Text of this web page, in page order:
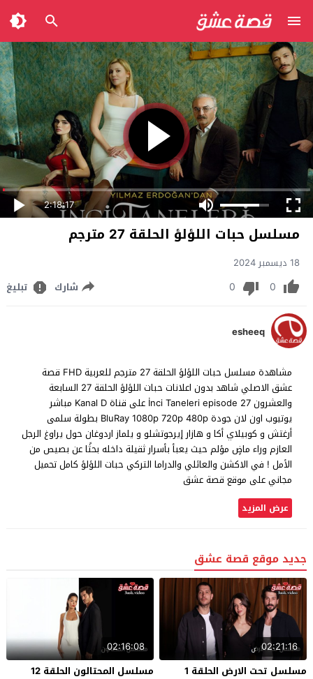
2:18:17
مسلسل حبات اللؤلؤ الحلقة 27 مترجم
18 ديسمبر 2024
0
0 شارك تبليغ
esheeq
مشاهدة مسلسل حبات اللؤلؤ الحلقة 27 مترجم للعربية FHD قصة
عشق الاصلي شاهد بدون اعلانات حبات اللؤلؤ الحلقة 27 السابعة
والعشرون İnci Taneleri episode 27 على قناة Kanal D مباشر
يوتيوب اون لان جودة BluRay 1080p 720p 480p بطولة سلمى
أرغتش و كوبيلاي أكا و هازار إيرجوتشلو و يلماز اردوغان حول يراوغ الرجل
العازم وراء ماضٍ مؤلم حيث يعبأ بأسرار ثقيلة داخله بحثًا عن بصيص من
الأمل ! في الاكشن والعائلي والدراما التركي حبات اللؤلؤ كامل تحميل
مجاني على موقع قصة عشق
عرض المزيد
جديد موقع قصة عشق
02:21:16
مسلسل تحت الارض الحلقة 1
02:16:08
مسلسل المحتالون الحلقة 12